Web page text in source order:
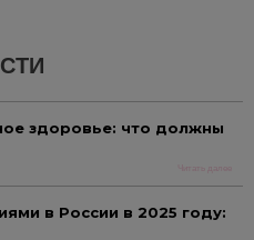
здоровье: что должны
Читать далее
в России в 2025 году: